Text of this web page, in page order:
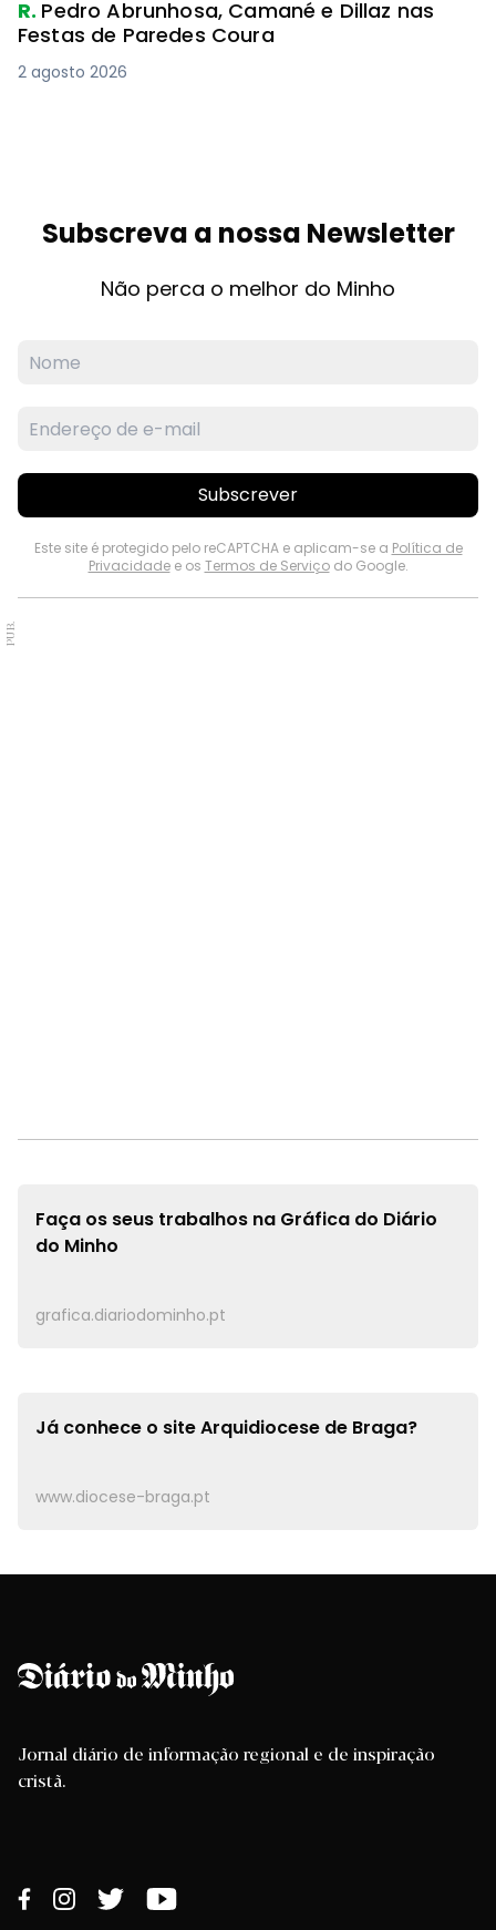
R. Pedro Abrunhosa, Camané e Dillaz nas
Festas de Paredes Coura
2 agosto 2026
Subscreva a nossa Newsletter
Não perca o melhor do Minho
Subscrever
Este site é protegido pelo reCAPTCHA e aplicam-se a Política de
Privacidadee os Termos de Serviçodo Google.
PUB.
Faça os seus trabalhos na Gráfica do Diário
do Minho
grafica.diariodominho.pt
Já conhece o siteArquidiocese de Braga?
www.diocese-braga.pt
Jornal diário de informação regional e de inspiração
cristã.